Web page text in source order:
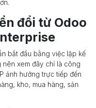
đổi từ Odoo
bắt đầu bằng việc lập kế
xem đây chỉ là công
ảnh hưởng trực tiếp đến
kho, mua hàng, sản